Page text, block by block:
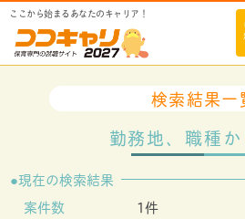
ここから始まるあなたのキャリア！
検索結果一
勤務地、職種
現在の検索結果
案件数
1件